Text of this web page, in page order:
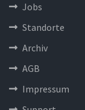
Jobs
Standorte
Archiv
AGB
Impressum